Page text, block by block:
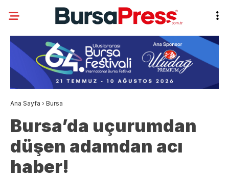
Ana Sayfa › Bursa
Bursa’da uçurumdan
düşen adamdan acı
haber!